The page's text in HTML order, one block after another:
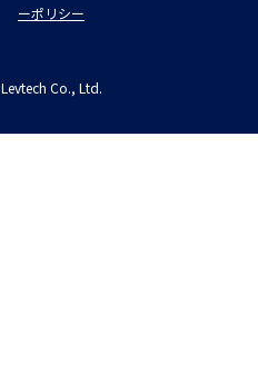
ーポリシー
Levtech Co., Ltd.